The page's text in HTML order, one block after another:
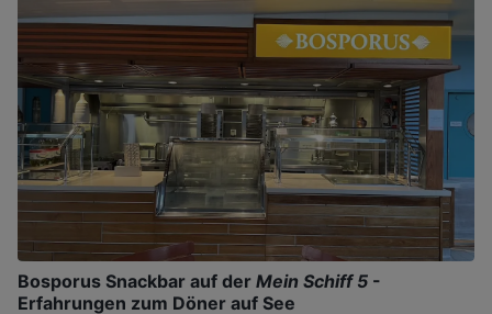
Bosporus Snackbar auf der Mein Schiff 5 -
Erfahrungen zum Döner auf See